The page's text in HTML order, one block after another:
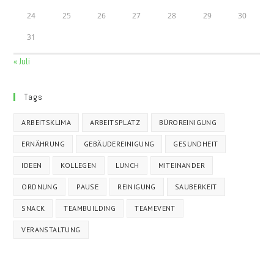
24 25 26 27 28 29 30
31
« Juli
Tags
ARBEITSKLIMA ARBEITSPLATZ BÜROREINIGUNG
ERNÄHRUNG GEBÄUDEREINIGUNG GESUNDHEIT
IDEEN KOLLEGEN LUNCH MITEINANDER
ORDNUNG PAUSE REINIGUNG SAUBERKEIT
SNACK TEAMBUILDING TEAMEVENT
VERANSTALTUNG